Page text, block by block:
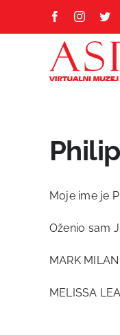
Facebook
Moje ime je
Oženio sam
MARK
MELISSA